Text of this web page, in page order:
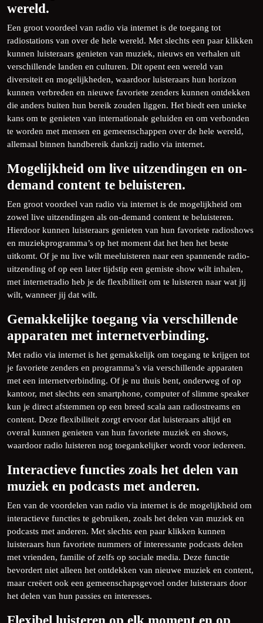
wereld.
Een groot voordeel van radio via internet is de toegang tot
radiostations van over de hele wereld. Met slechts een paar klikken
kunnen luisteraars genieten van muziek, nieuws en verhalen uit
verschillende landen en culturen. Dit opent een wereld van
diversiteit en mogelijkheden, waardoor luisteraars hun horizon
kunnen verbreden en nieuwe favoriete zenders kunnen ontdekken
die anders buiten hun bereik zouden liggen. Het biedt een unieke
kans om te genieten van internationale geluiden en om verbonden
te worden met mensen en gemeenschappen over de hele wereld,
allemaal binnen handbereik dankzij radio via internet.
Mogelijkheid om live uitzendingen en on-
demand content te beluisteren.
Een groot voordeel van radio via internet is de mogelijkheid om
zowel live uitzendingen als on-demand content te beluisteren.
Hierdoor kunnen luisteraars genieten van hun favoriete radioshows
en muziekprogramma’s op het moment dat het hen het beste
uitkomt. Of je nu live wilt meeluisteren naar een spannende radio-
uitzending of op een later tijdstip een gemiste show wilt inhalen,
met internetradio heb je de flexibiliteit om te luisteren naar wat jij
wilt, wanneer jij dat wilt.
Gemakkelijke toegang via verschillende
apparaten met internetverbinding.
Met radio via internet is het gemakkelijk om toegang te krijgen tot
je favoriete zenders en programma’s via verschillende apparaten
met een internetverbinding. Of je nu thuis bent, onderweg of op
kantoor, met slechts een smartphone, computer of slimme speaker
kun je direct afstemmen op een breed scala aan radiostreams en
content. Deze flexibiliteit zorgt ervoor dat luisteraars altijd en
overal kunnen genieten van hun favoriete muziek en shows,
waardoor radio luisteren nog toegankelijker wordt voor iedereen.
Interactieve functies zoals het delen van
muziek en podcasts met anderen.
Een van de voordelen van radio via internet is de mogelijkheid om
interactieve functies te gebruiken, zoals het delen van muziek en
podcasts met anderen. Met slechts een paar klikken kunnen
luisteraars hun favoriete nummers of interessante podcasts delen
met vrienden, familie of zelfs op sociale media. Deze functie
bevordert niet alleen het ontdekken van nieuwe muziek en content,
maar creëert ook een gemeenschapsgevoel onder luisteraars door
het delen van hun passies en interesses.